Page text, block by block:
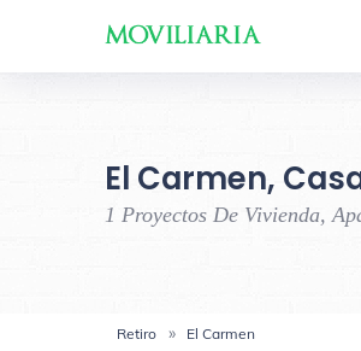
El Carmen,
1 Proyectos De Vivienda,
Retiro El Carmen